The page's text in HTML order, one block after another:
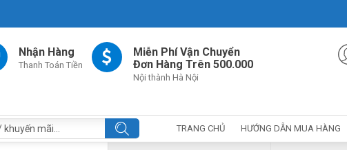
Nhận Hàng
Thanh Toán Tiền
Miễn Phí Vận Chuyển
Đơn Hàng Trên 500.000
Nội thành Hà Nội
TRANG CHỦ HƯỚNG DẪN MUA HÀNG